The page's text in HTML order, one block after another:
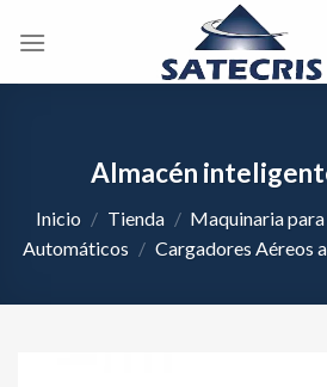
Almacén
Inicio / Tienda / Maquinaria
Automáticos / Cargadores Aéreos